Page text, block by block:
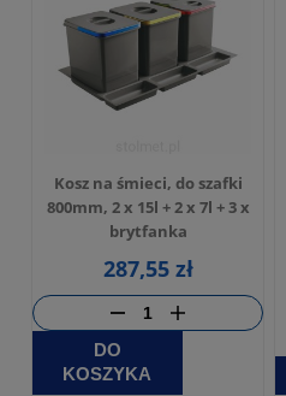
Kosz na śmieci, do szafki
800mm, 2 x 15l + 2 x 7l + 3 x
brytfanka
287,55 zł
DO
KOSZYKA